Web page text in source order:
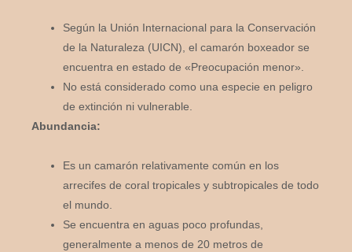
Según la Unión Internacional para la Conservación
de la Naturaleza (UICN), el camarón boxeador se
encuentra en estado de «Preocupación menor».
No está considerado como una especie en peligro
de extinción ni vulnerable.
Abundancia:
Es un camarón relativamente común en los
arrecifes de coral tropicales y subtropicales de todo
el mundo.
Se encuentra en aguas poco profundas,
generalmente a menos de 20 metros de